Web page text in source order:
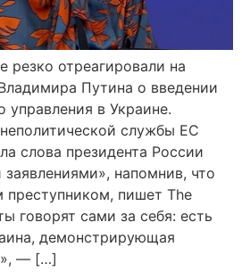
резко отреагировали на
Путина о введении
управления в Украине.
службы ЕС
слова президента России
напомнив, что
преступником, пишет The
говорят сами за себя: есть
демонстрирующая
— […]